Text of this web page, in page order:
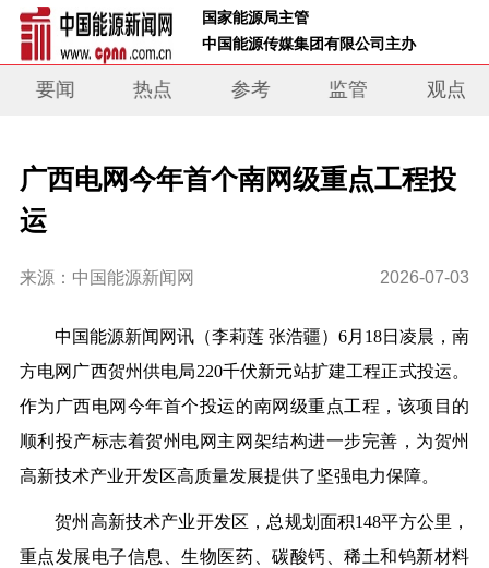
国家能源局主管
中国能源传媒集团有限公司主办
要闻 热点 参考 监管 观点
广西电网今年首个南网级重点工程投
运
来源：中国能源新闻网 2026-07-03
中国能源新闻网讯 （李莉莲 张浩疆）6月18日凌晨，南
方电网广西贺州供电局220千伏新元站扩建工程正式投运。
作为广西电网今年首个投运的南网级重点工程，该项目的
顺利投产标志着贺州电网主网架结构进一步完善，为贺州
高新技术产业开发区高质量发展提供了坚强电力保障。
贺州高新技术产业开发区，总规划面积148平方公里，
重点发展电子信息、生物医药、碳酸钙、稀土和钨新材料